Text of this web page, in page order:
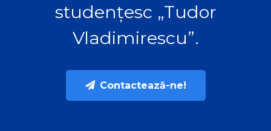
studențesc „Tudor
Vladimirescu”.
Contactează-ne!